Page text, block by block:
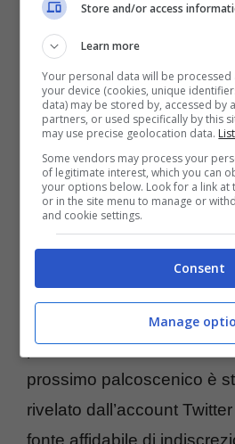
A occuparsi del progetto
Geatano e Maria Chiara
figlia di professione
lunga esperienza alle
Castelli ha già curato la
palco in ben 21 edizioni del
Sanremo, mentre sua
raggiungerà quota 10 con
prossimo anno. Ebbene,
prossimo palcoscenico è
rivelato dall’account
fonte affidabile di
Store and/or access
Learn more
Your personal data will be
your device (cookies, unique
data) may be stored by, accessed by
partners, or used specifically by this
may use precise geolocation data.
Some vendors may process your
of legitimate interest, which you can
your options below. Look for a link
or in the site menu to manage or
and cookie settings.
Consent
Manage